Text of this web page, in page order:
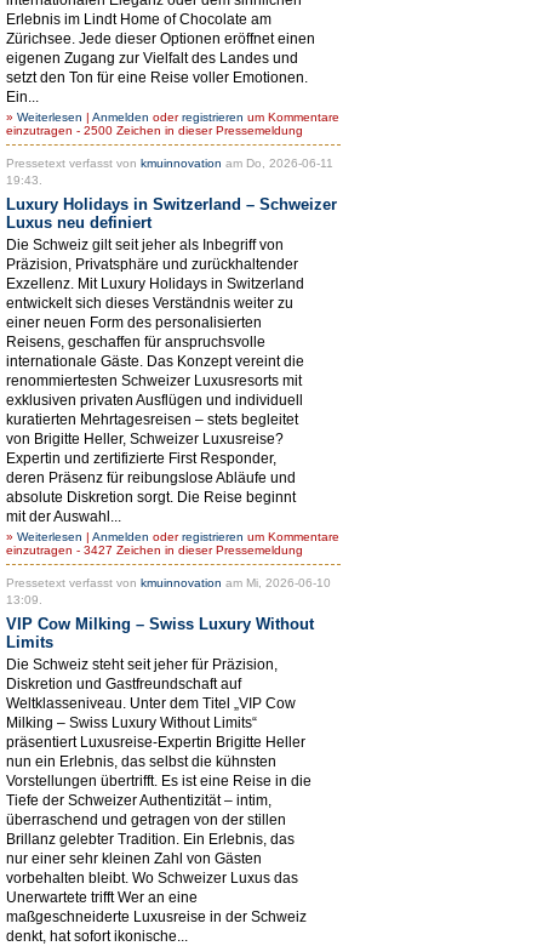
Erlebnis im Lindt Home of Chocolate am
Zürichsee. Jede dieser Optionen eröffnet einen
eigenen Zugang zur Vielfalt des Landes und
setzt den Ton für eine Reise voller Emotionen.
Ein...
» Weiterlesen | Anmelden oderregistrieren um Kommentare
einzutragen - 2500 Zeichen in dieser Pressemeldung
Pressetext verfasst von kmuinnovation am Do, 2026-06-11
19:43.
Luxury Holidays in Switzerland – Schweizer
Luxus neu definiert
Die Schweiz gilt seit jeher als Inbegriff von
Präzision, Privatsphäre und zurückhaltender
Exzellenz. Mit Luxury Holidays in Switzerland
entwickelt sich dieses Verständnis weiter zu
einer neuen Form des personalisierten
Reisens, geschaffen für anspruchsvolle
internationale Gäste. Das Konzept vereint die
renommiertesten Schweizer Luxusresorts mit
exklusiven privaten Ausflügen und individuell
kuratierten Mehrtagesreisen – stets begleitet
von Brigitte Heller, Schweizer Luxusreise?
Expertin und zertifizierte First Responder,
deren Präsenz für reibungslose Abläufe und
absolute Diskretion sorgt. Die Reise beginnt
mit der Auswahl...
» Weiterlesen | Anmelden oderregistrieren um Kommentare
einzutragen - 3427 Zeichen in dieser Pressemeldung
Pressetext verfasst von kmuinnovation am Mi, 2026-06-10
13:09.
VIP Cow Milking – Swiss Luxury Without
Limits
Die Schweiz steht seit jeher für Präzision,
Diskretion und Gastfreundschaft auf
Weltklasseniveau. Unter dem Titel „VIP Cow
Milking – Swiss Luxury Without Limits“
präsentiert Luxusreise-Expertin Brigitte Heller
nun ein Erlebnis, das selbst die kühnsten
Vorstellungen übertrifft. Es ist eine Reise in die
Tiefe der Schweizer Authentizität – intim,
überraschend und getragen von der stillen
Brillanz gelebter Tradition. Ein Erlebnis, das
nur einer sehr kleinen Zahl von Gästen
vorbehalten bleibt. Wo Schweizer Luxus das
Unerwartete trifft Wer an eine
maßgeschneiderte Luxusreise in der Schweiz
denkt, hat sofort ikonische...